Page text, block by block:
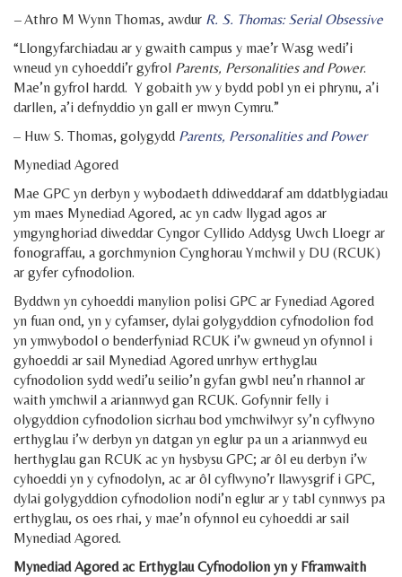
–Athro M Wynn Thomas, awdur R. S. Thomas: Serial Obsessive
“Llongyfarchiadau ar y gwaith campus y mae’r Wasg wedi’i
wneud yn cyhoeddi’r gyfrol Parents, Personalities and Power.
Mae’n gyfrol hardd. Y gobaith yw y bydd pobl yn ei phrynu, a’i
darllen, a’i defnyddio yn gall er mwyn Cymru.”
– Huw S. Thomas, golygydd Parents, Personalities and Power
Mynediad Agored
Mae GPC yn derbyn y wybodaeth ddiweddaraf am ddatblygiadau
ym maes Mynediad Agored, ac yn cadw llygad agos ar
ymgynghoriad diweddar Cyngor Cyllido Addysg Uwch Lloegr ar
fonograffau, a gorchmynion Cynghorau Ymchwil y DU (RCUK)
ar gyfer cyfnodolion.
Byddwn yn cyhoeddi manylion polisi GPC ar Fynediad Agored
yn fuan ond, yn y cyfamser, dylai golygyddion cyfnodolion fod
yn ymwybodol o benderfyniad RCUK i’w gwneud yn ofynnol i
gyhoeddi ar sail Mynediad Agored unrhyw erthyglau
cyfnodolion sydd wedi’u seilio’n gyfan gwbl neu’n rhannol ar
waith ymchwil a ariannwyd gan RCUK. Gofynnir felly i
olygyddion cyfnodolion sicrhau bod ymchwilwyr sy’n cyflwyno
erthyglau i’w derbyn yn datgan yn eglur pa un a ariannwyd eu
herthyglau gan RCUK ac yn hysbysu GPC; ar ôl eu derbyn i’w
cyhoeddi yn y cyfnodolyn, ac ar ôl cyflwyno’r llawysgrif i GPC,
dylai golygyddion cyfnodolion nodi’n eglur ar y tabl cynnwys pa
erthyglau, os oes rhai, y mae’n ofynnol eu cyhoeddi ar sail
Mynediad Agored.
Mynediad Agored ac Erthyglau Cyfnodolion yn y Fframwaith